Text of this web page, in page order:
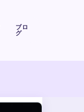
ブロ
グ